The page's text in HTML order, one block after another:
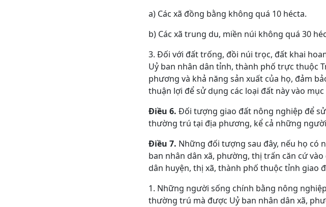
a) Các xã đồng bằng không quá 10 hécta.
b) Các xã trung du, miền núi không quá 30
3. Đối với đất trống, đồi núi trọc, đất khai
Uỷ ban nhân dân tỉnh, thành phố trực thuộc
phương và khả năng sản xuất của họ, đảm
thuận lợi để sử dụng các loại đất này vào
Điều 6. Đối tượng giao đất nông nghiệp để
thường trú tại địa phương, kể cả những
Điều 7. Những đối tượng sau đây, nếu họ có
ban nhân dân xã, phường, thị trấn căn cứ
dân huyện, thị xã, thành phố thuộc tỉnh giao
1. Những người sống chính bằng nông
thường trú mà được Uỷ ban nhân dân xã,